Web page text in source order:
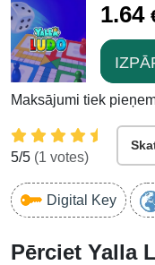
1.64
Maksājumi tiek
5/5 (1 votes)
Digital Key
Pērciet Yalla